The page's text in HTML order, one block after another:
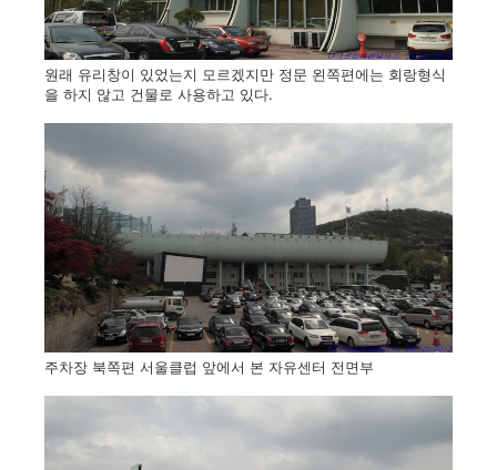
원래 유리창이 있었는지 모르겠지만 정문 왼쪽편에는 회랑형식
을 하지 않고 건물로 사용하고 있다.
주차장 북쪽편 서울클럽 앞에서 본 자유센터 전면부